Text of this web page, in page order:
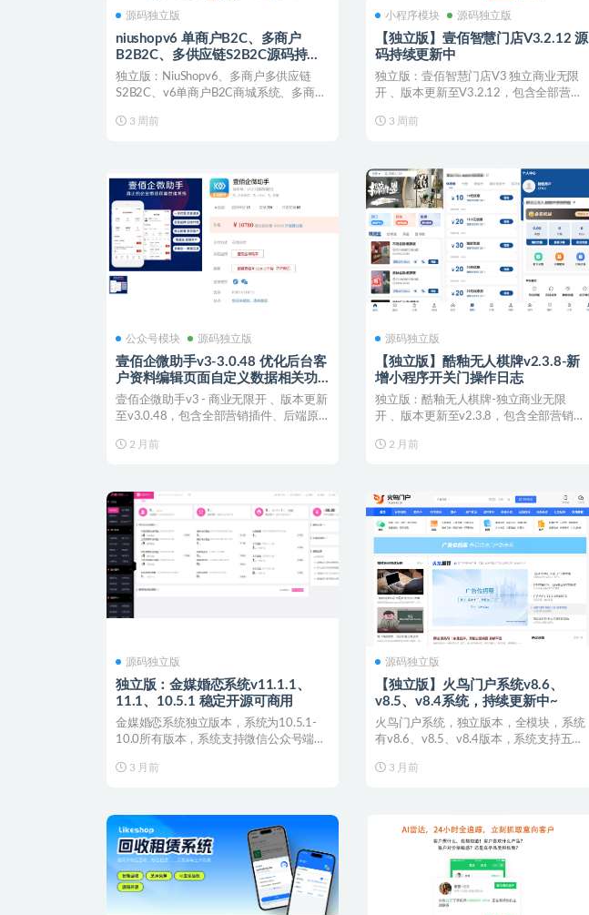
源码独立版
niushopv6 单商户B2C、多商户
B2B2C、多供应链S2B2C源码持续
更新~
独立版：NiuShopv6、多商户多供应链
S2B2C、v6单商户B2C商城系统、多商户
3 周前
小程序模块 源码独立版
【独立版】壹佰智慧门店V3.2.12 源
码持续更新中
独立版：壹佰智慧门店V3 独立商业无限
开 、版本更新至V3.2.12，包含全部营销
3 周前
公众号模块 源码独立版
壹佰企微助手v3-3.0.48 优化后台客
户资料编辑页面自定义数据相关功
能调整优化
壹佰企微助手v3 - 商业无限开 、版本更新
至v3.0.48，包含全部营销插件、后端原
2 月前
源码独立版
【独立版】酷釉无人棋牌v2.3.8-新
增小程序开关门操作日志
独立版：酷釉无人棋牌-独立商业无限
开 、版本更新至v2.3.8，包含全部营销插
2 月前
源码独立版
独立版：金媒婚恋系统v11.1.1、
11.1、10.5.1 稳定开源可商用
金媒婚恋系统独立版本，系统为10.5.1-
10.0所有版本，系统支持微信公众号端、
3 月前
源码独立版
【独立版】火鸟门户系统v8.6、
v8.5、v8.4系统，持续更新中~
火鸟门户系统，独立版本，全模块，系统
有v8.6、v8.5、v8.4版本，系统支持五端
3 月前